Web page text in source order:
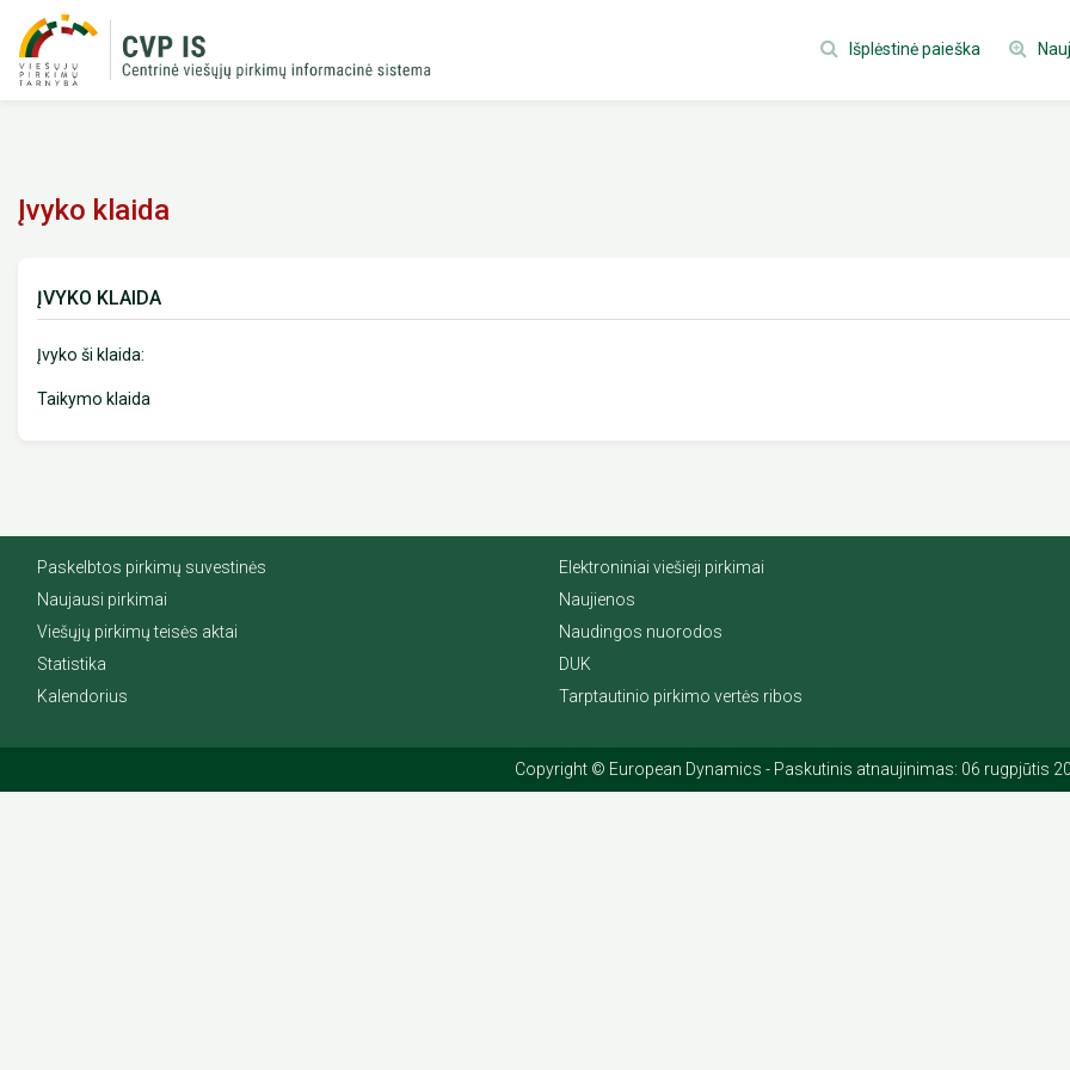
Išplėstinė paieška
Įvyko klaida
ĮVYKO KLAIDA
Įvyko ši klaida:
Taikymo klaida
Paskelbtos pirkimų suvestinės
Naujausi pirkimai
Viešųjų pirkimų teisės aktai
Statistika
Kalendorius
Elektroniniai viešieji pirkimai
Naujienos
Naudingos nuorodos
DUK
Tarptautinio pirkimo vertės ribos
Copyright © European Dynamics - Paskutinis atnaujinimas: 06 rugpjūtis